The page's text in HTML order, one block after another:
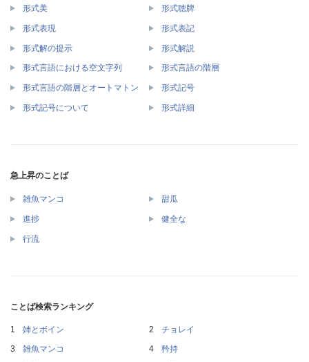
形式美 形式聴牌
形式表現 形式表記
形式解の提示 形式解説
形式言語における空文字列 形式言語の階層
形式言語の階層とオートマトン 形式記号
形式記号について 形式詳細
急上昇のことば
雑魚マンコ 甜瓜
進捗 健全な
行流
ことば検索ランキング
姉とボイン
チョレイ
雑魚マンコ
矜持